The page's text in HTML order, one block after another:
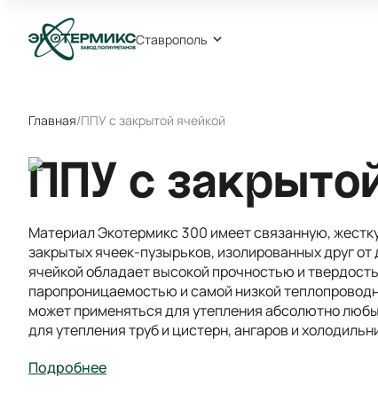
Ставрополь
Главная/ППУ с закрытой ячейкой
ППУ с
Материал Экотермикс 300 имеет связанную,
закрытых ячеек-пузырьков, изолированных друг от
ячейкой обладает высокой прочностью и
паропроницаемостью и самой низкой
может применяться для утепления абсолютно
для утепления труб и цистерн, ангаров и
Подробнее